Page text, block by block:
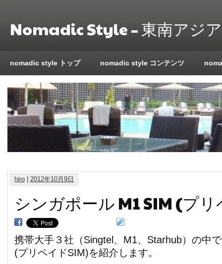
Nomadic Style – 東南アジ
nomadic style トップ nomadic style コンテンツ
hiro 2012年10月9日
シンガポール M1 SIM (プ
携帯大手３社（Singtel、M1、Starhub）の中
(プリペイドSIM)を紹介します。